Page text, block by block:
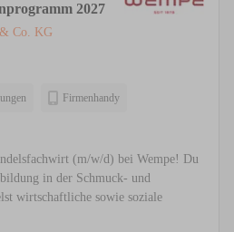
2027
Co. KG
Firmenhandy
(m/w/d) bei Wempe! Du
in der Schmuck- und
wirtschaftliche sowie soziale